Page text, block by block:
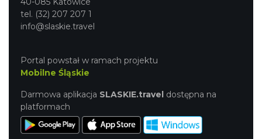
tel. (32) 207 207 1
info@slaskie.travel
Portal powstał w ramach projektu
Mobilne Śląskie
Darmowa aplikacja SLASKIE.travel dostępna na
platformach